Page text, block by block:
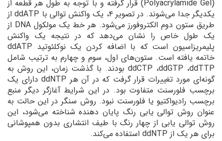
(Polyacrylamide Gel) قرار گرفته و با توجه به طول هر قطعه از
یکدیگر جدا می‌شوند. در تصویر ۴، یک واکنش توالی با ddATP از
طریق ستون دوم الکتروفورز می‌شود. هر خط یک مولکول DNA از
یک طول خاص را نشان می‌دهد که در نتیجه یک واکنش
پلیمریزاسیون است که با اضافه کردن یک نوکلئوتید ddATP
خاتمه یافته است. ستون‌های اول، سوم و چهارم به ترتیب شامل
ddCTP ،ddGTP ،ddTTP بودند. با گذشت زمان، این روش به
گونه‌ای مورد تغییرات قرار گرفت که در آن هر ddNTP دارای یک
برچسب فلورسنت متفاوت بود. در این شرایط آغازگر دیگر منبع
برچسب رادیواکتیو یا فلورسنت نبود. روش سنگر در این حالت به
عنوان روش توالی یابی رنگ پایان دهنده شناخته می‌شود، این
روش توالی یابی از چهار رنگ با طیف انتشاری بدون همپوشانی
برای هر یک از ddNTP استفاده می‌کند.